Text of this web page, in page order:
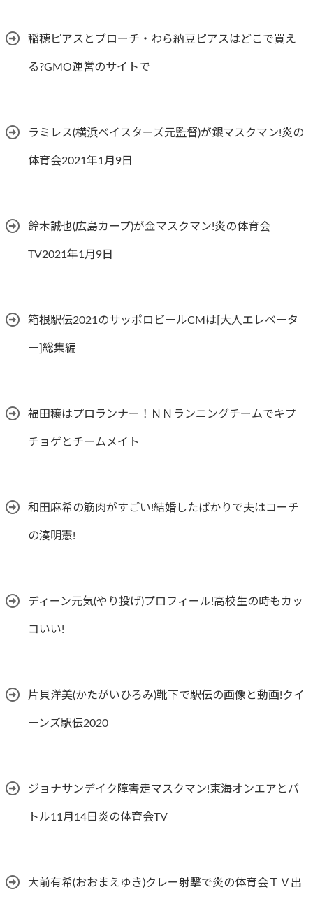
稲穂ピアスとブローチ・わら納豆ピアスはどこで買え
る?GMO運営のサイトで
ラミレス(横浜ベイスターズ元監督)が銀マスクマン!炎の
体育会2021年1月9日
鈴木誠也(広島カープ)が金マスクマン!炎の体育会
TV2021年1月9日
箱根駅伝2021のサッポロビールCMは[大人エレベータ
ー]総集編
福田穣はプロランナー！ＮＮランニングチームでキプ
チョゲとチームメイト
和田麻希の筋肉がすごい!結婚したばかりで夫はコーチ
の湊明憲!
ディーン元気(やり投げ)プロフィール!高校生の時もカッ
コいい!
片貝洋美(かたがいひろみ)靴下で駅伝の画像と動画!クイ
ーンズ駅伝2020
ジョナサンデイク障害走マスクマン!東海オンエアとバ
トル11月14日炎の体育会TV
大前有希(おおまえゆき)クレー射撃で炎の体育会ＴＶ出